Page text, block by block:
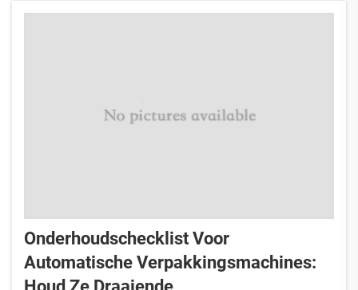
zijn uitgerust met borstelloze servoaandrijvingen en
Onderhoudschecklist Voor
Automatische Verpakkingsmachines: